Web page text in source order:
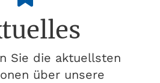
Sie die aktuellsten
über unsere